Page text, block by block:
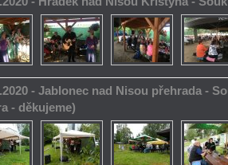
- Jablonec nad Nisou přehrada -
- děkujeme)